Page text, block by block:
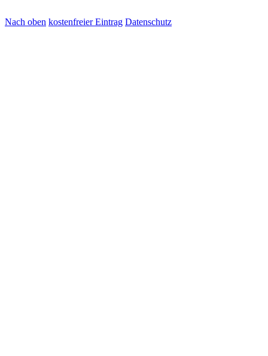
Nach oben kostenfreier Eintrag Datenschutz